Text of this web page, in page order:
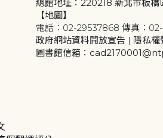
總館地址：220218 新北市板橋
【地圖】
電話：02-29537868 傳真：
政府網站資料開放宣告 | 隱私權
圖書館信箱：